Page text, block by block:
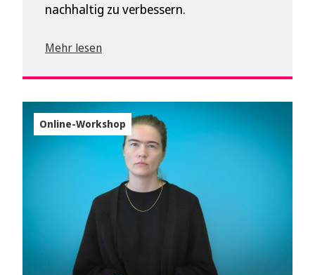
nachhaltig zu verbessern.
Mehr lesen
Online-Workshop